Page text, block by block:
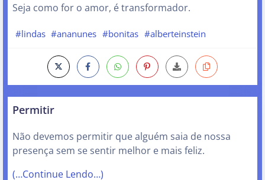
Seja como for o amor, é transformador.
#lindas #ananunes #bonitas #alberteinstein
Permitir
Não devemos permitir que alguém saia de nossa
presença sem se sentir melhor e mais feliz.
(…Continue Lendo…)